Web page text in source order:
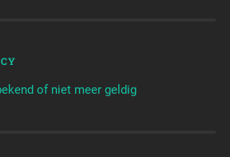
of niet meer geldig